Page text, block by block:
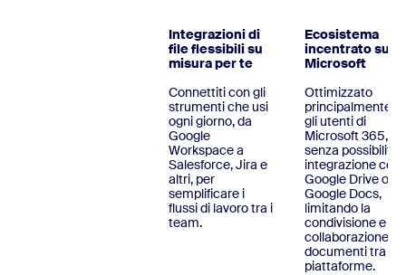
Integrazioni di
file flessibili su
misura per te
Connettiti con gli
strumenti che usi
ogni giorno, da
Google
Workspace a
Salesforce, Jira e
altri, per
semplificare i
flussi di lavoro tra i
team.
Ecosistema
incentrato su
Microsoft
Ottimizzato
principalmente
gli utenti di
Microsoft 365,
senza possibilità
integrazione con
Google Drive o
Google Docs,
limitando la
condivisione e la
collaborazione di
documenti tra
piattaforme.